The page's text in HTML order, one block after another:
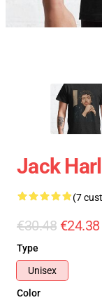
Jack
(7
€30.48 €24.38
Type
Unisex
Color